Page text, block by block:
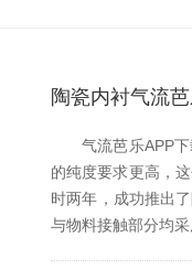
陶瓷内衬气流
气流芭乐APP下载
的纯度要求更高
时两年，成功推出
与物料接触部分均